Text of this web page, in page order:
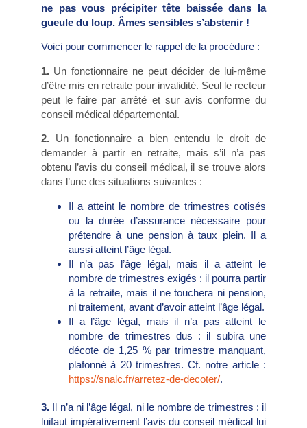
ne pas vous précipiter tête baissée dans la
gueule du loup. Âmes sensibles s’abstenir !
Voici pour commencer le rappel de la procédure :
1. Un fonctionnaire ne peut décider de lui-même
d’être mis en retraite pour invalidité. Seul le recteur
peut le faire par arrêté et sur avis conforme du
conseil médical départemental.
2. Un fonctionnaire a bien entendu le droit de
demander à partir en retraite, mais s’il n’a pas
obtenu l’avis du conseil médical, il se trouve alors
dans l’une des situations suivantes :
Il a atteint le nombre de trimestres cotisés
ou la durée d’assurance nécessaire pour
prétendre à une pension à taux plein. Il a
aussi atteint l’âge légal.
Il n’a pas l’âge légal, mais il a atteint le
nombre de trimestres exigés : il pourra partir
à la retraite, mais il ne touchera ni pension,
ni traitement, avant d’avoir atteint l’âge légal.
Il a l’âge légal, mais il n’a pas atteint le
nombre de trimestres dus : il subira une
décote de 1,25 % par trimestre manquant,
plafonné à 20 trimestres. Cf. notre article :
https://snalc.fr/arretez-de-decoter/.
3. Il n’a ni l’âge légal, ni le nombre de trimestres : il
luifaut impérativement l’avis du conseil médical lui